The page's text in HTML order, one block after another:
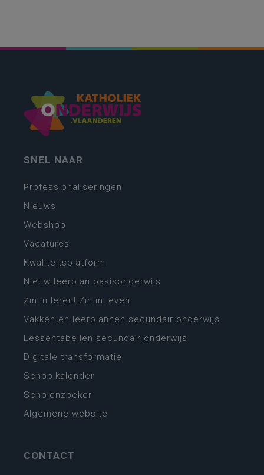
SNEL NAAR
Professionaliseringen
Nieuws
Webshop
Vacatures
Kwaliteitsplatform
Nieuw leerplan basisonderwijs
Zin in leren! Zin in leven!
Vakken en leerplannen secundair onderwijs
Lessentabellen secundair onderwijs
Digitale transformatie
Schoolkalender
Scholenzoeker
Algemene website
CONTACT